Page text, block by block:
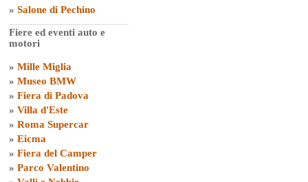
» Salone di Pechino
Fiere ed eventi auto e
motori
» Mille Miglia
» Museo BMW
» Fiera di Padova
» Villa d'Este
» Roma Supercar
» Eicma
» Fiera del Camper
» Parco Valentino